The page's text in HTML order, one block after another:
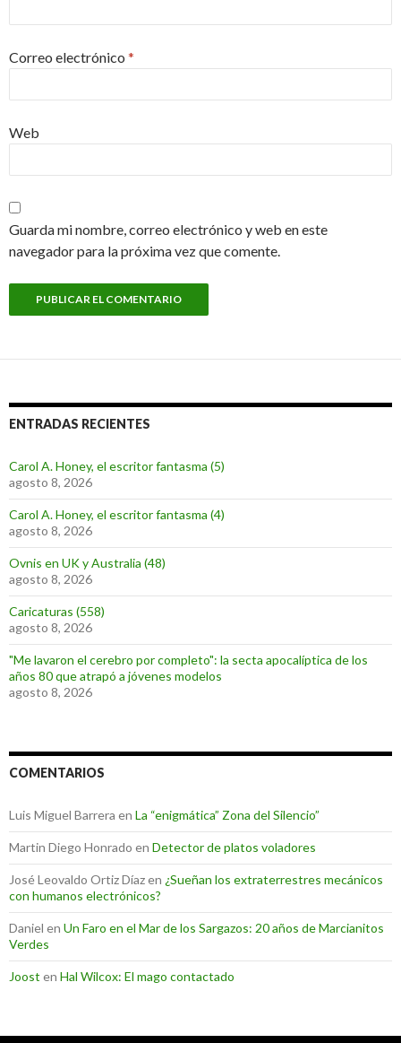
Correo electrónico *
Web
Guarda mi nombre, correo electrónico y web en este
navegador para la próxima vez que comente.
ENTRADAS RECIENTES
Carol A. Honey, el escritor fantasma (5)
agosto 8, 2026
Carol A. Honey, el escritor fantasma (4)
agosto 8, 2026
Ovnis en UK y Australia (48)
agosto 8, 2026
Caricaturas (558)
agosto 8, 2026
"Me lavaron el cerebro por completo": la secta apocalíptica de los
años 80 que atrapó a jóvenes modelos
agosto 8, 2026
COMENTARIOS
Luis Miguel Barrera en La “enigmática” Zona del Silencio”
Martin Diego Honrado en Detector de platos voladores
José Leovaldo Ortiz Díazen ¿Sueñan los extraterrestres mecánicos
con humanos electrónicos?
Daniel en Un Faro en el Mar de los Sargazos: 20 años de Marcianitos
Verdes
Joost en Hal Wilcox: El mago contactado